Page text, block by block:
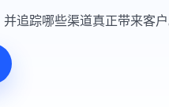
追踪哪些渠道真正带来客户